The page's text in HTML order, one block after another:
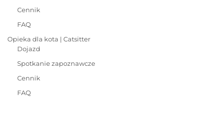
Cennik
FAQ
Opieka dla kota | Catsitter
Dojazd
Spotkanie zapoznawcze
Cennik
FAQ